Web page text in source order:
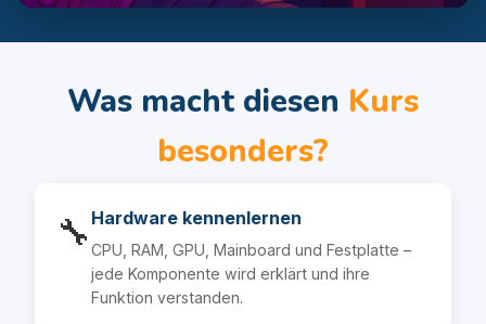
Was macht diesen Kurs
besonders?
🔧 Hardware kennenlernen
CPU, RAM, GPU, Mainboard und Festplatte –
jede Komponente wird erklärt und ihre
Funktion verstanden.